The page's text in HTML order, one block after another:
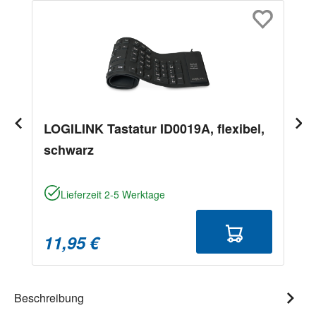
LOGILINK Tastatur ID0019A, flexibel,
schwarz
Lieferzeit 2-5 Werktage
11,95 €
Beschreibung